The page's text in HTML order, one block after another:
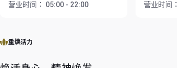
营业时间：
05:00 - 22:00
营业时间：
重焕活力